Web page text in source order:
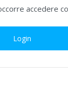
accedere
Login